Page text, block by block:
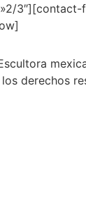
3″][contact-
derechos